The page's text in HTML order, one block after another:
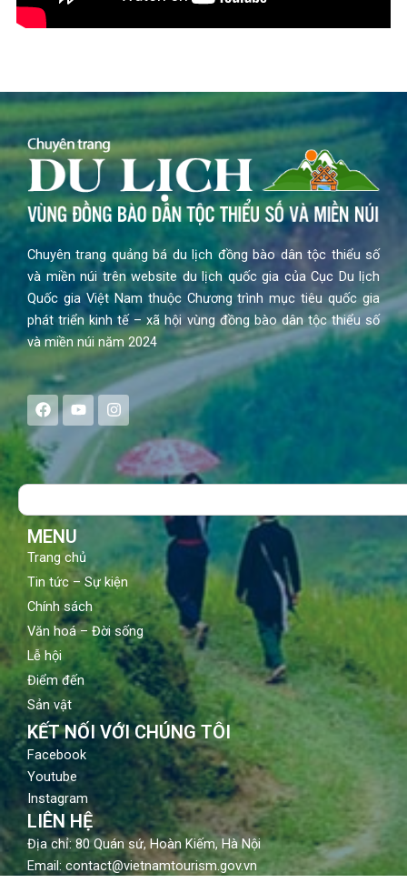
Chuyên trang quảng bá du lịch đồng bào dân tộc thiểu số
và miền núi trên website du lịch quốc gia của Cục Du lịch
Quốc gia Việt Nam thuộc Chương trình mục tiêu quốc gia
phát triển kinh tế – xã hội vùng đồng bào dân tộc thiểu số
và miền núi năm 2024
F
a
c
e
b
o
Y
o
u
t
u
b
I
n
s
a
g
Search
MENU
Trang chủ
Tin tức – Sự kiện
Chính sách
Văn hoá – Đời sống
Lễ hội
Điểm đến
Sản vật
KẾT NỐI VỚI CHÚNG TÔI
Facebook
Youtube
Instagram
LIÊN HỆ
Địa chỉ: 80 Quán sứ, Hoàn Kiếm, Hà Nội
Email: contact@vietnamtourism.gov.vn